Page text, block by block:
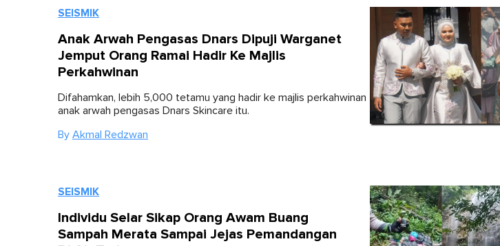
SEISMIK
Anak Arwah Pengasas Dnars Dipuji Warganet
Jemput Orang Ramai Hadir Ke Majlis
Perkahwinan
Difahamkan, lebih 5,000 tetamu yang hadir ke majlis perkahwinan
anak arwah pengasas Dnars Skincare itu.
By Akmal Redzwan
SEISMIK
Individu Selar Sikap Orang Awam Buang
Sampah Merata Sampai Jejas Pemandangan